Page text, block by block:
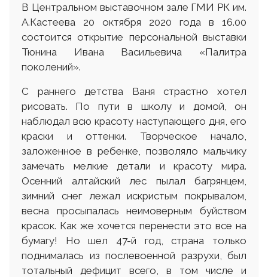
В Центральном выставочном зале ГМИ РК им.
А.Кастеева 20 октября 2020 года в 16.00
состоится открытие персональной выставки
Тюнина Ивана Васильевича «Палитра
поколений».
С раннего детства Ваня страстно хотел
рисовать. По пути в школу и домой, он
наблюдал всю красоту наступающего дня, его
краски и оттенки. Творческое начало,
заложенное в ребенке, позволяло мальчику
замечать мелкие детали и красоту мира.
Осенний алтайский лес пылал багрянцем,
зимний снег лежал искристым покрывалом,
весна просыпалась неимоверным буйством
красок. Как же хочется перенести это все на
бумагу! Но шел 47-й год, страна только
поднималась из послевоенной разрухи, был
тотальный дефицит всего, в том числе и